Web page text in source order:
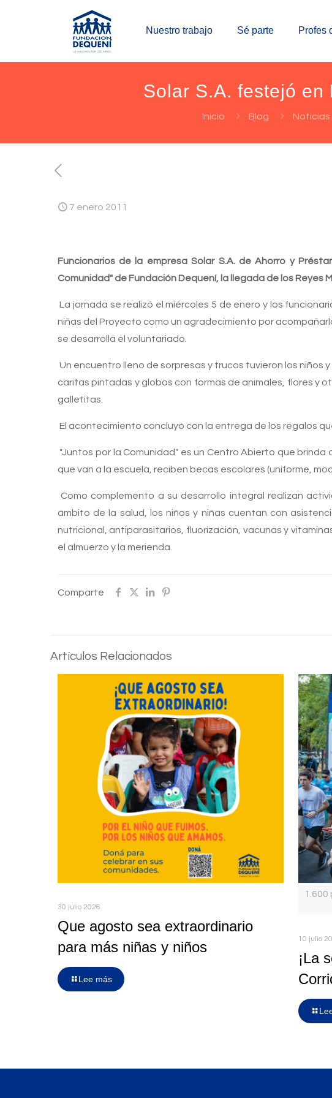
Nuestro trabajo Sé parte Profes
Solar S.A. festejó
Inicio Blog Noticias
7 enero 2011
Funcionarios de la empresa Solar S.A. de Ahorro y
Comunidad" de Fundación Dequení, la llegada de los Reyes
La jornada se realizó el miércoles 5 de enero y los
niñas del Proyecto como un agradecimiento por
se desarrolla el voluntariado.
Un encuentro lleno de sorpresas y trucos tuvieron los niños
caritas pintadas y globos con formas de animales, flores y
galletitas.
El acontecimiento concluyó con la entrega de los regalos
"Juntos por la Comunidad" es un Centro Abierto que
que van a la escuela, reciben becas escolares (uniforme,
Como complemento a su desarrollo integral realizan
ámbito de la salud, los niños y niñas cuentan con
nutricional, antiparasitarios, fluorización, vacunas y
el almuerzo y la merienda.
Comparte
Artículos Relacionados
30 julio 2026
Que agosto sea extraordinario
para más niñas y niños
Lee más
10 julio
¡La